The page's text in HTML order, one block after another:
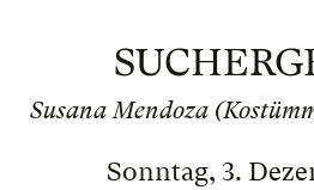
Susana Mendoza
Sonntag, 3.